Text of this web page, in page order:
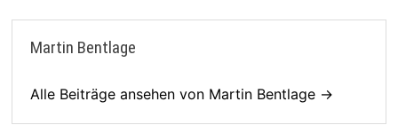
Martin Bentlage
Alle Beiträge ansehen von Martin Bentlage →